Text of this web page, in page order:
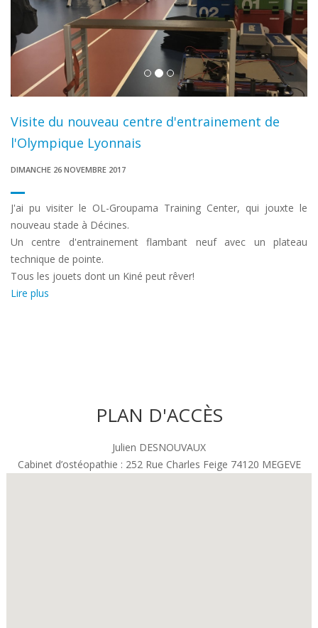
Visite du nouveau centre d'entrainement de
l'Olympique Lyonnais
DIMANCHE 26 NOVEMBRE 2017
J'ai pu visiter le OL-Groupama Training Center, qui jouxte le
nouveau stade à Décines.
Un centre d'entrainement flambant neuf avec un plateau
technique de pointe.
Tous les jouets dont un Kiné peut rêver!
Lire plus
PLAN D'ACCÈS
Julien DESNOUVAUX
Cabinet d’ostéopathie : 252 Rue Charles Feige 74120 MEGEVE